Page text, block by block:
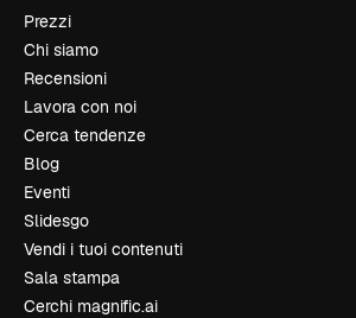
Prezzi
Chi siamo
Recensioni
Lavora con noi
Cerca tendenze
Blog
Eventi
Slidesgo
Vendi i tuoi contenuti
Sala stampa
Cerchi magnific.ai